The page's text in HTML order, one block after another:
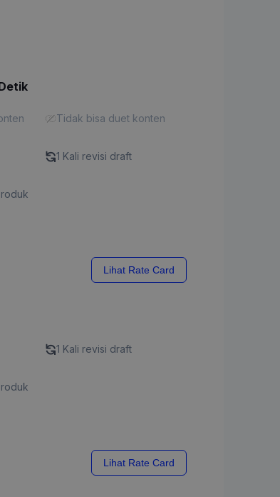
Tidak bisa duet konten
1 Kali revisi draft
Lihat Rate Card
1 Kali revisi draft
Lihat Rate Card